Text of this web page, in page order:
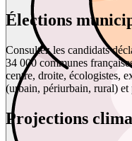
Élections
Consultez les candidats
34 000 communes
centre, droite, écologistes,
(urbain, périurbain, rural) et
Projections